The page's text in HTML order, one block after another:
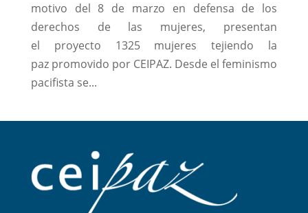
motivo del 8 de marzo en defensa de los
derechos de las mujeres, presentan
el proyecto 1325 mujeres tejiendo la
paz promovido por CEIPAZ. Desde el feminismo
pacifista se...